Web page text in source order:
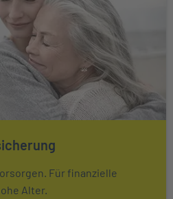
Für finanzielle
Alter.
auch interessieren erfahren